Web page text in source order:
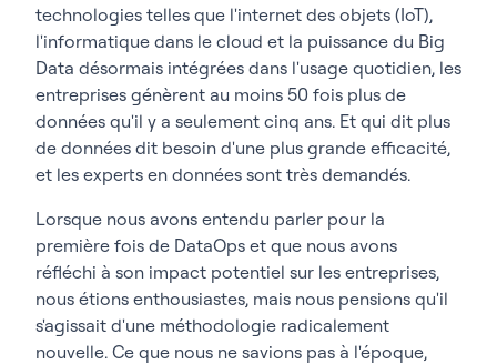
technologies telles que l'internet des objets (IoT),
l'informatique dans le cloud et la puissance du Big
Data désormais intégrées dans l'usage quotidien, les
entreprises génèrent au moins 50 fois plus de
données qu'il y a seulement cinq ans. Et qui dit plus
de données dit besoin d'une plus grande efficacité,
et les experts en données sont très demandés.
Lorsque nous avons entendu parler pour la
première fois de DataOps et que nous avons
réfléchi à son impact potentiel sur les entreprises,
nous étions enthousiastes, mais nous pensions qu'il
s'agissait d'une méthodologie radicalement
nouvelle. Ce que nous ne savions pas à l'époque,